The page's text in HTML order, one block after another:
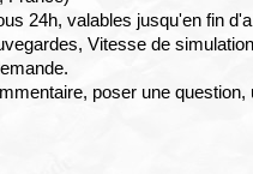
24h, valables jusqu'en fin
Vitesse de
poser une question,